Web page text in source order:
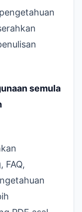
semula
FAQ,